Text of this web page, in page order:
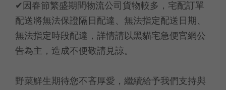
✔因春節繁盛期間物流公司貨物較多，宅配訂單
配送將無法保證隔日配達、無法指定配送日期、
無法指定時段配達，詳情請以黑貓宅急便官網公
告為主，造成不便敬請見諒。
野菜鮮生期待您不吝厚愛，繼續給予我們支持與